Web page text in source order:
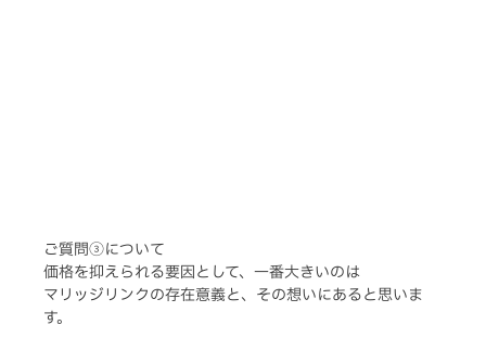
ご質問③について
価格を抑えられる要因として、一番大きいのは
マリッジリンクの存在意義と、その想いにあると思いま
す。